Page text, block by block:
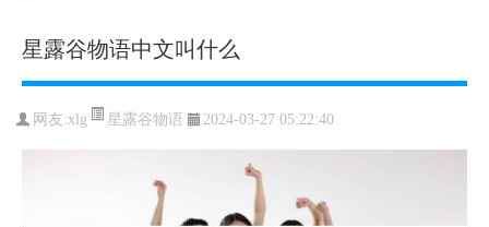
星露谷物语中文叫什么
网友:xlg 星露谷物语 2024-03-27 05:22:40